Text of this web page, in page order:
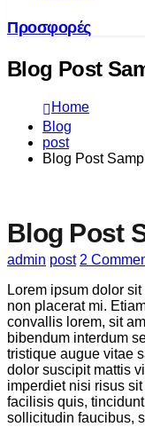
Προσφορές
Blog Post
Home
Blog
post
Blog Post
Blog Post
admin post 2
Lorem ipsum dolor
non placerat mi.
convallis lorem, sit
bibendum interdum
tristique augue vitae
dolor suscipit mattis
imperdiet nisi risus
facilisis quis,
sollicitudin faucibus,